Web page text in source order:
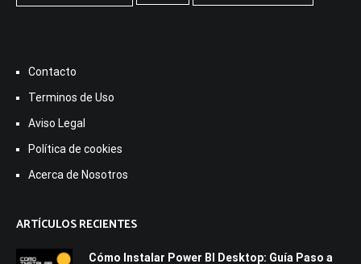
Contacto
Terminos de Uso
Aviso Legal
Política de cookies
Acerca de Nosotros
ARTÍCULOS RECIENTES
Cómo Instalar Power BI Desktop: Guía Paso a